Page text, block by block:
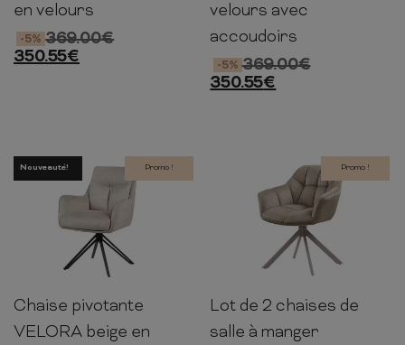
en velours
369.00€
-5%
350.55€
velours avec
accoudoirs
369.00€
-5%
350.55€
Nouveauté! Promo !
88cm 60cm
Chaise pivotante
VELORA beige en
Promo !
84cm 64cm 66cm
Lot de 2 chaises de
salle à manger